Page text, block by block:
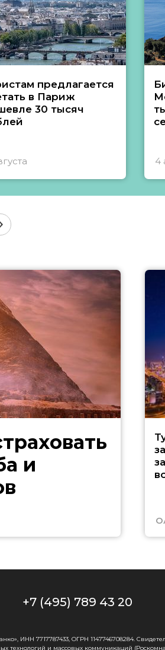
предлагается
в Париж
30 тысяч
4
и
+7 (495) 789 43 20
ИНН 7717787433, ОГРН 1147746708284.
технологий и массовых коммуникаций